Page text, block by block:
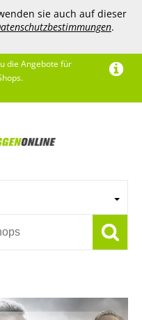
sie auch auf dieser
.
die Angebote für